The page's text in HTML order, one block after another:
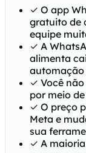
✓ O app
gratuito de
equipe
✓ A
alimenta
automação
✓ Você
por meio
✓ O preço
Meta e
sua
✓ A